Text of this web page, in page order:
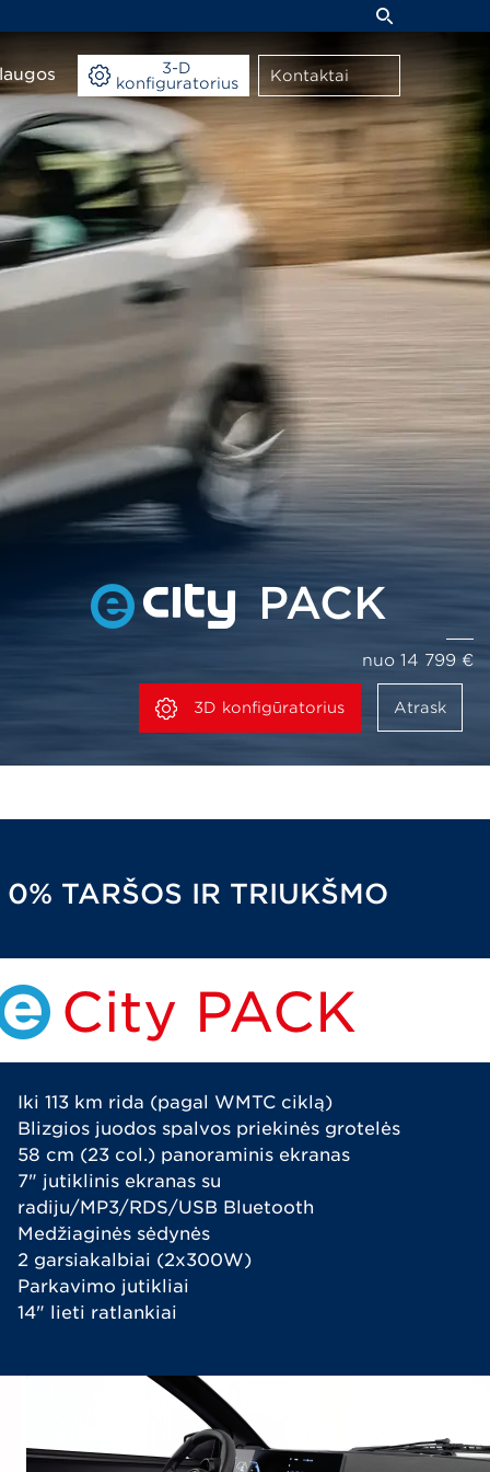
3-D
konfiguratorius
Kontaktai
PACK
nuo 14 799 €
3D konfigūratorius Atrask
0% TARŠOS IR TRIUKŠMO
City PACK
Iki 113 km rida (pagal WMTC ciklą)
Blizgios juodos spalvos priekinės grotelės
58 cm (23 col.) panoraminis ekranas
7" jutiklinis ekranas su
radiju/MP3/RDS/USB Bluetooth
Medžiaginės sėdynės
2 garsiakalbiai (2x300W)
Parkavimo jutikliai
14" lieti ratlankiai